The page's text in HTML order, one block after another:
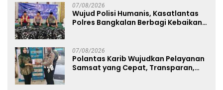
07/08/2026
Wujud Polisi Humanis, Kasatlantas
Polres Bangkalan Berbagi Kebaikan
07/08/2026
Polantas Karib Wujudkan Pelayanan
Samsat yang Cepat, Transparan,